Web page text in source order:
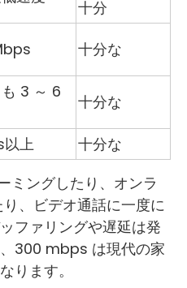
十分
十分な
3 ～ 6
十分な
上
十分な
ミングしたり、オンラ
、ビデオ通話に一度に
ファリングや遅延は発
300 mbps は現代の家
ります。